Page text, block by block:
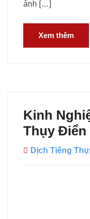
ảnh […]
Xem thêm
Kinh
Thụy Điển
Dịch Tiếng